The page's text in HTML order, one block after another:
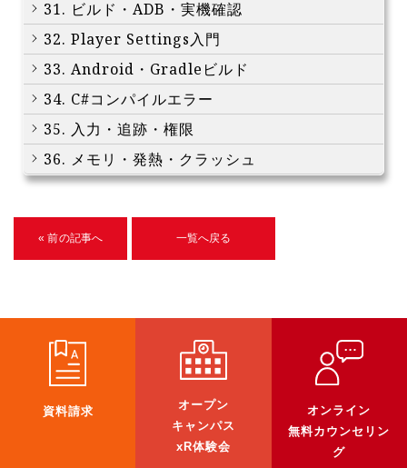
31. ビルド・ADB・実機確認
32. Player Settings入門
33. Android・Gradleビルド
34. C#コンパイルエラー
35. 入力・追跡・権限
36. メモリ・発熱・クラッシュ
« 前の記事へ 一覧へ戻る
資料請求
オープン
キャンパス
xR体験会
オンライン
無料カウンセリン
グ